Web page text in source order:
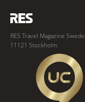
RES Travel Magazine
11121 Stockholm